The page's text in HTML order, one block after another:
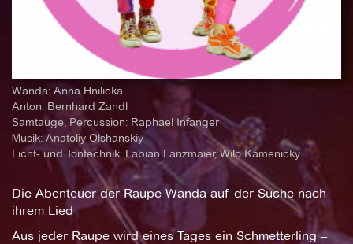
Wanda: Anna Hnilicka
Anton: Bernhard Zandl
Samtauge, Percussion: Raphael Infanger
Musik: Anatoliy Olshanskiy
Licht- und Tontechnik: Fabian Lanzmaier, Wilo Kamenicky
Die Abenteuer der Raupe Wanda auf der Suche nach
ihrem Lied
Aus jeder Raupe wird eines Tages ein Schmetterling –